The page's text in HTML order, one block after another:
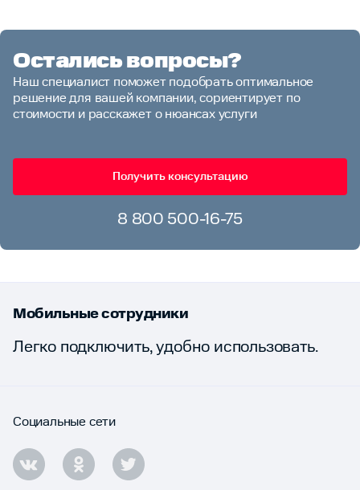
Остались вопросы?
Наш специалист поможет подобрать оптимальное
решение для вашей компании, сориентирует по
стоимости и расскажет о нюансах услуги
Получить консультацию
8 800 500-16-75
Мобильные сотрудники
Легко подключить, удобно использовать.
Социальные сети